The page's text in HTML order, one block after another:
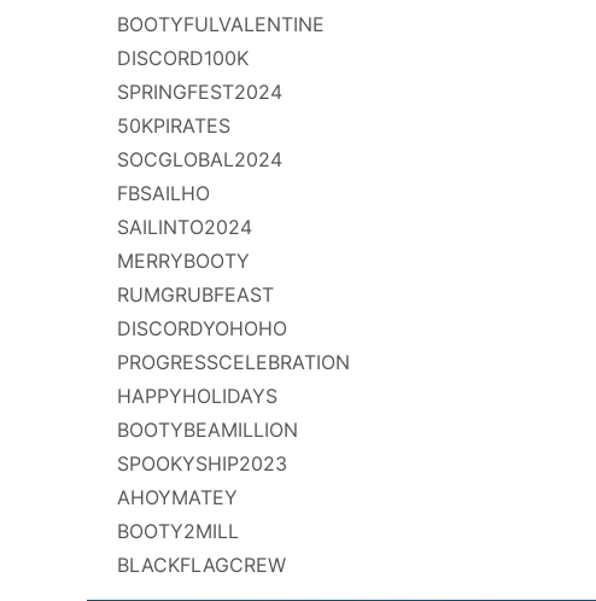
BOOTYFULVALENTINE
DISCORD100K
SPRINGFEST2024
50KPIRATES
SOCGLOBAL2024
FBSAILHO
SAILINTO2024
MERRYBOOTY
RUMGRUBFEAST
DISCORDYOHOHO
PROGRESSCELEBRATION
HAPPYHOLIDAYS
BOOTYBEAMILLION
SPOOKYSHIP2023
AHOYMATEY
BOOTY2MILL
BLACKFLAGCREW